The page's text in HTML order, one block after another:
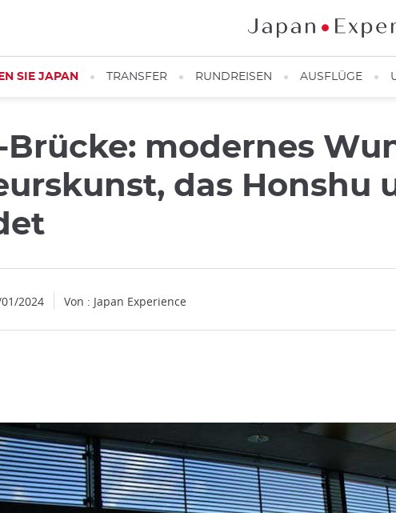
SIE JAPAN TRANSFER RUNDREISEN AUSFLÜGE
Brücke: modernes
das Honshu
2024 Von : Japan Experience